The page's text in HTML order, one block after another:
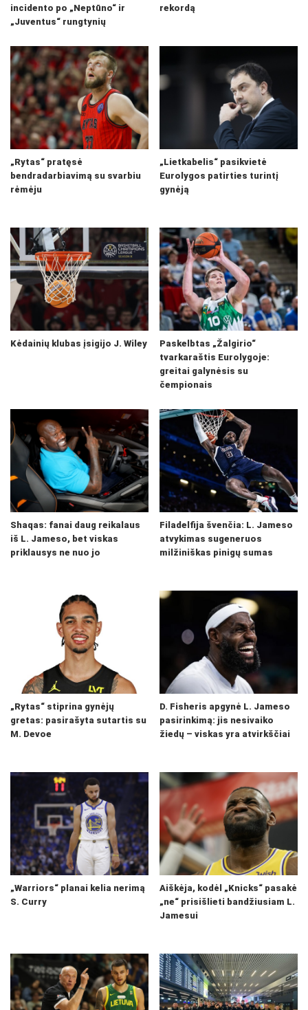
incidento po „Neptūno“ ir
„Juventus“ rungtynių
rekordą
„Rytas“ pratęsė
bendradarbiavimą su svarbiu
rėmėju
„Lietkabelis“ pasikvietė
Eurolygos patirties turintį
gynėją
Kėdainių klubas įsigijo J. Wiley
Paskelbtas „Žalgirio“
tvarkaraštis Eurolygoje:
greitai galynėsis su
čempionais
Shaqas: fanai daug reikalaus
iš L. Jameso, bet viskas
priklausys ne nuo jo
Filadelfija švenčia: L. Jameso
atvykimas sugeneruos
milžiniškas pinigų sumas
„Rytas“ stiprina gynėjų
gretas: pasirašyta sutartis su
M. Devoe
D. Fisheris apgynė L. Jameso
pasirinkimą: jis nesivaiko
žiedų – viskas yra atvirkščiai
„Warriors“ planai kelia nerimą
S. Curry
Aiškėja, kodėl „Knicks“ pasakė
„ne“ prisišlieti bandžiusiam L.
Jamesui